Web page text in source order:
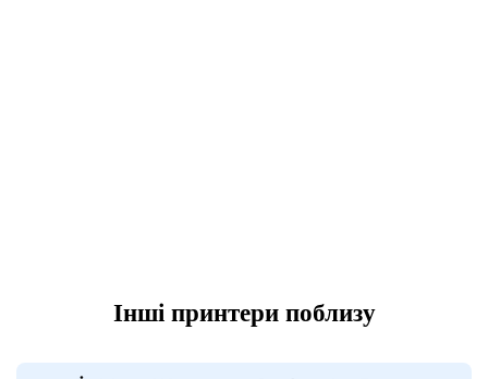
Інші принтери поблизу